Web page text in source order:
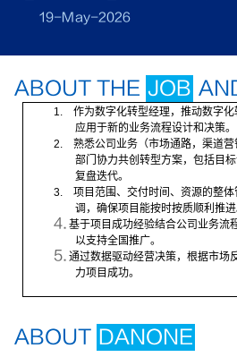
19-May-2026
ABOUT THE JOB
1.
作为数字化转型经理，推动数字
应用于新的业务流程设计和决策。
2.
熟悉公司业务（市场通路，渠道
部门协力共创转型方案，包括目
复盘迭代。
3.
项目范围、交付时间、资源的整
调，确保项目能按时按质顺利推进
4. 基于项目成功经验结合公司业务流
以支持全国推广。
5. 通过数据驱动经营决策，根据市场
力项目成功。
ABOUT DANONE